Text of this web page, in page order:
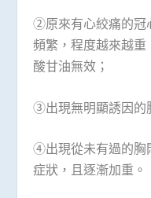
②原來有心絞痛的冠
頻繁，程度越來越
酸甘油無效；
③出現無明顯誘因的
④出現從未有過的胸
症狀，且逐漸加重。